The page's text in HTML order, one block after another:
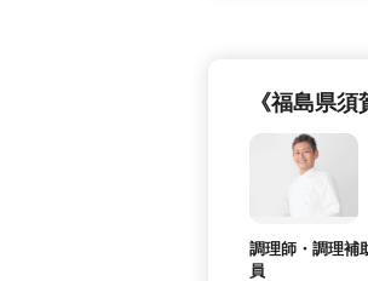
しませんか
上の方を特に
い方のご応募
《福島県
調理師・調理補
員